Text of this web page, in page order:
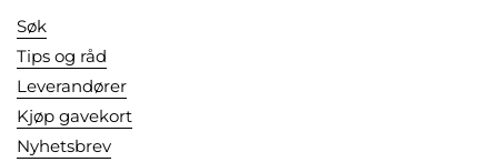
Søk
Tips og råd
Leverandører
Kjøp gavekort
Nyhetsbrev